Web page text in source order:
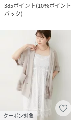
385ポイント(10%ポイント
バック)
クーポン対象